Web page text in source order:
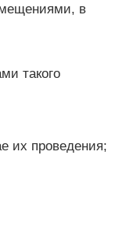
в
такого
их проведения;